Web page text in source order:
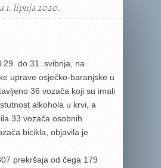
1. lipnja 2020.
do 31. svibnja, na
uprave osječko-baranjske u
36 vozača koji su imali
alkohola u krvi, a
33 vozača osobnih
bicikla, objavila je
prekršaja od čega 179